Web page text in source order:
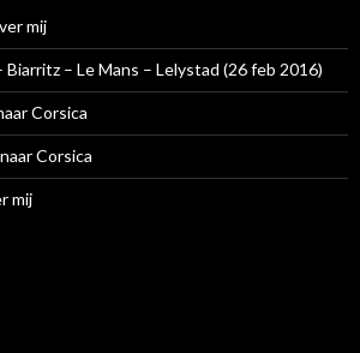
mij
Biarritz – Le Mans – Lelystad (26 feb 2016)
Corsica
Corsica
mij